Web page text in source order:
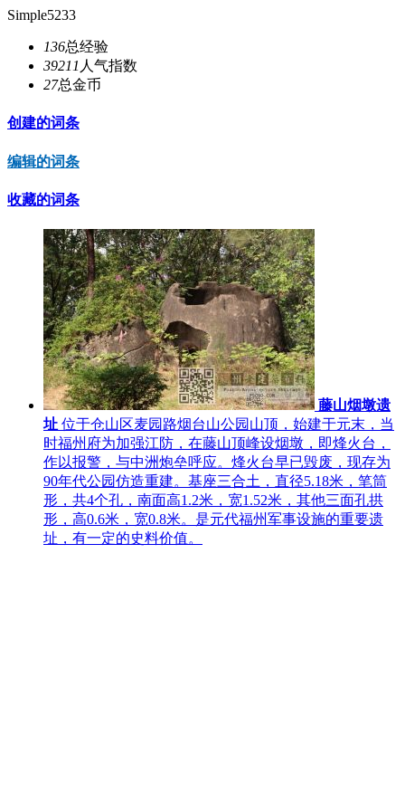
Simple5233
136总经验
39211 人气指数
27总金币
创建的词条
编辑的词条
收藏的词条
藤山烟墩遗
址 位于仓山区麦园路烟台山公园山顶，始建于元末，当
时福州府为加强江防，在藤山顶峰设烟墩，即烽火台，
作以报警，与中洲炮垒呼应。烽火台早已毁废，现存为
90年代公园仿造重建。基座三合土，直径5.18米，笔筒
形，共4个孔，南面高1.2米，宽1.52米，其他三面孔拱
形，高0.6米，宽0.8米。是元代福州军事设施的重要遗
址，有一定的史料价值。